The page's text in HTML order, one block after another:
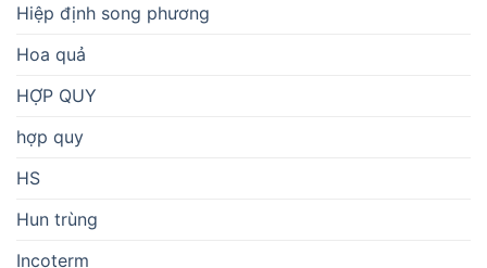
Hiệp định song phương
Hoa quả
HỢP QUY
hợp quy
HS
Hun trùng
Incoterm